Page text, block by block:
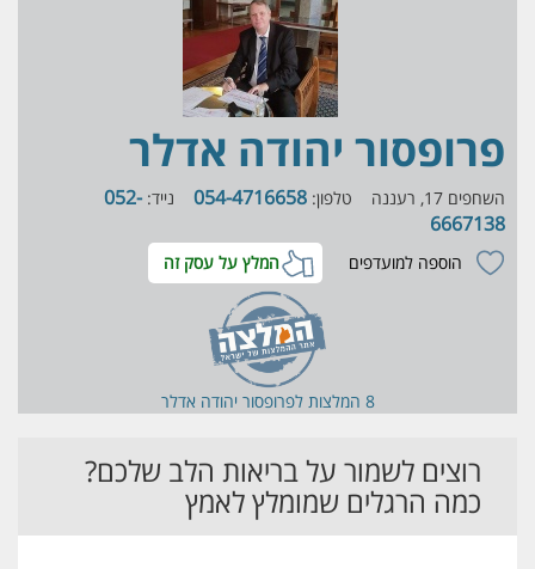
פרופסור יהודה אדלר
השחפים 17, רעננה טלפון: 054-4716658 נייד:052-
6667138
הוספה למועדפים המלץ על עסק זה
8 המלצות ל פרופסור יהודה אדלר
רוצים לשמור על בריאות הלב שלכם?
כמה הרגלים שמומלץ לאמץ